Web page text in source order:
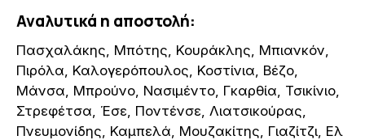
Αναλυτικά η αποστολή:
Πασχαλάκης, Μπότης, Κουράκλης, Μπιανκόν,
Πιρόλα, Καλογερόπουλος, Κοστίνια, Βέζο,
Μάνσα, Μπρούνο, Νασιμέντο, Γκαρθία, Τσικίνιο,
Στρεφέτσα, Έσε, Ποντένσε, Λιατσικούρας,
Πνευμονίδης, Καμπελά, Μουζακίτης, Γιαζίτζι, Ελ